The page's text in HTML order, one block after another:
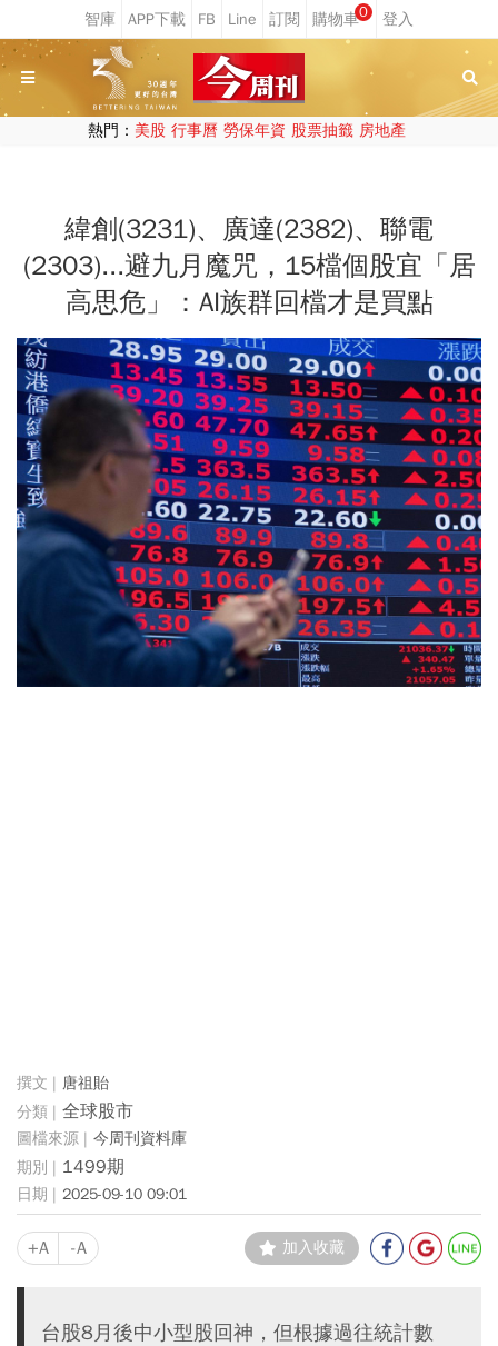
0
熱門： 美股 行事曆 勞保年資 股票抽籤 房地產
緯創(3231)、廣達(2382)、聯電
(2303)...避九月魔咒，15檔個股宜「居
高思危」：AI族群回檔才是買點
唐祖貽
全球股市
今周刊資料庫
1499期
2025-09-10 09:01
+A -A 加入收藏
台股8月後中小型股回神，但根據過往統計數